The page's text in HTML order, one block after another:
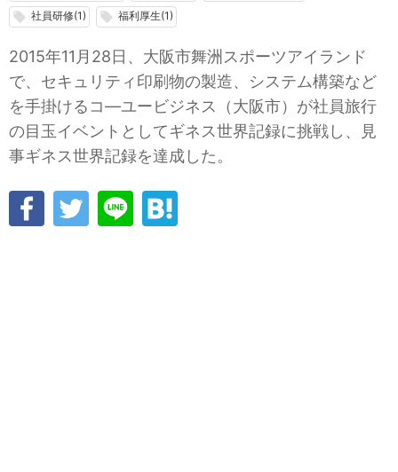
local_offer 社員研修(1) local_offer 福利厚生(1)
2015年11月28日、大阪市舞洲スポーツアイランド
で、セキュリティ印刷物の製造、システム構築など
を手掛けるコ―ユービジネス（大阪市）が社員旅行
の目玉イベントとしてギネス世界記録に挑戦し、見
事ギネス世界記録を達成した。